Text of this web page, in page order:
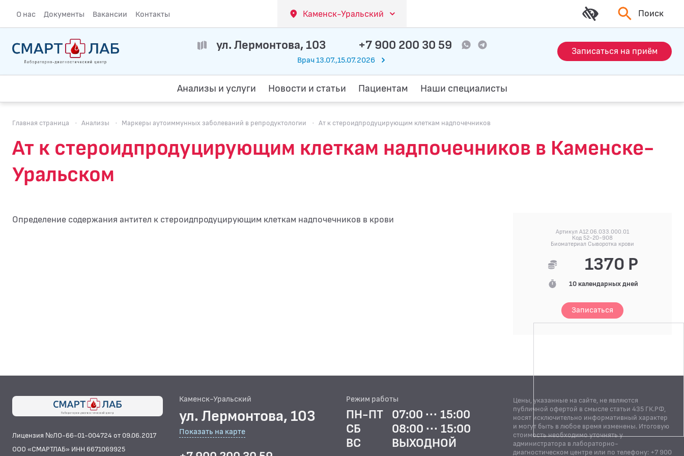
О нас Документы Вакансии Контакты Каменск-Уральский Поиск
ул. Лермонтова, 103 +7 900 200 30 59
Врач 13.07.,15.07.2026
Записаться на приём
Анализы и услуги Новости и статьи Пациентам Наши специалисты
Главная страница · Анализы · Маркеры аутоиммунных заболеваний в репродуктологии · Ат к стероидпродуцирующим клеткам надпочечников
Ат к стероидпродуцирующим клеткам надпочечников в Каменске-
Уральском
Определение содержания антител к стероидпродуцирующим клеткам надпочечников в крови
Артикул A12.06.033.000.01
Код 52-20-908
Биоматериал Сыворотка крови
1370 Р
10 календарных дней
Записаться
Лицензия №ЛО-66-01-004724 от 09.06.2017
ООО «СМАРТЛАБ» ИНН 6671069925
Каменск-Уральский
ул. Лермонтова, 103
Показать на карте
Режим работы
ПН-ПТ
07:00 ··· 15:00
СБ
08:00 ··· 15:00
ВС
ВЫХОДНОЙ
Цены, указанные на сайте, не являются
публичной офертой в смысле статьи 435 ГК.РФ,
носят исключительно информативный характер
и могут быть в любое время изменены. Итоговую
стоимость необходимо уточнять у
администратора в лабораторно-
диагностическом центре или по телефону: +7 900